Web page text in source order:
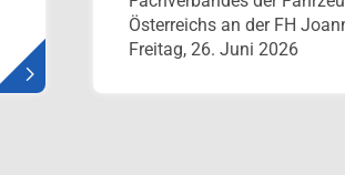
Österreichs an der FH
Freitag, 26. Juni 2026